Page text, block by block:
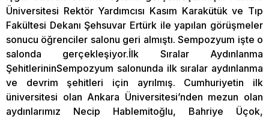
Üniversitesi Rektör Yardımcısı Kasım Karakütük ve Tıp
Fakültesi Dekanı Şehsuvar Ertürk ile yapılan görüşmeler
sonucu öğrenciler salonu geri almıştı. Sempozyum işte o
salonda gerçekleşiyor.İlk Sıralar Aydınlanma
ŞehitlerininSempozyum salonunda ilk sıralar aydınlanma
ve devrim şehitleri için ayrılmış. Cumhuriyetin ilk
üniversitesi olan Ankara Üniversitesi’nden mezun olan
aydınlarımız Necip Hablemitoğlu, Bahriye Üçok,